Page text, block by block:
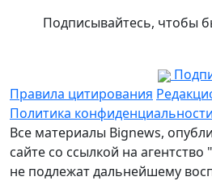
Подписывайтесь, чтобы
Правила цитирования
Политика конфиденциальности
Все материалы Bignews,
сайте со ссылкой на
не подлежат дальнейшему